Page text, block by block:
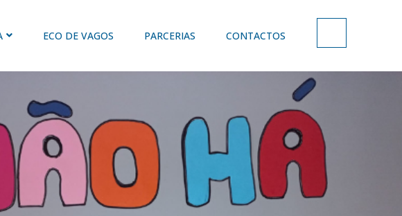
ECO DE VAGOS PARCERIAS CONTACTOS